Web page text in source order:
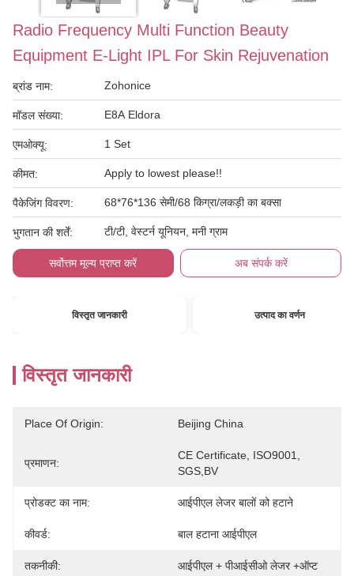
Radio Frequency Multi Function Beauty
Equipment E-Light IPL For Skin Rejuvenation
ब्रांड नाम: Zohonice
मॉडल संख्या: E8A Eldora
एमओक्यू: 1 Set
कीमत: Apply to lowest please!!
पैकेजिंग विवरण: 68*76*136 सेमी/68 किग्रा/लकड़ी का बक्सा
भुगतान की शर्तें: टी/टी, वेस्टर्न यूनियन, मनी ग्राम
सर्वोत्तम मूल्य प्राप्त करें अब संपर्क करें
विस्तृत जानकारी उत्पाद का वर्णन
विस्तृत जानकारी
Place Of Origin: Beijing China
प्रमाणन:
CE Certificate, ISO9001,
SGS,BV
प्रोडक्ट का नाम: आईपीएल लेजर बालों को हटाने
कीवर्ड: बाल हटाना आईपीएल
तकनीकी: आईपीएल + पीआईसीओ लेजर +ऑप्ट